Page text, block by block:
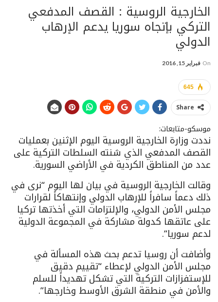
الخارجية الروسية : القصف المدفعي
التركي بإتجاه سوريا يدعم الإرهاب
الدولي
On فبراير 15, 2016
645
Share
موسكو-متابعات:
نددت وزارة الخارجية الروسية اليوم الإثنين بعمليات
القصف المدفعي الذي شنته السلطات التركية على
عدد من المناطق الكردية في الأراضي السورية.
وقالت الخارجية الروسية في بيان لها اليوم “نرى في
ذلك دعماً سافراً للإرهاب الدولي وإنتهاكاً لقرارات
مجلس الأمن الدولي، والإلتزامات التي أخذتها تركيا
على عاتقها كدولة مشاركة في المجموعة الدولية
لدعم سوريا”.
وأضافت أن روسيا تدعم بحث هذه المسألة في
مجلس الأمن الدولي لإعطاء “تقييم دقيق
للإستفزازات التركية التي تشكل تهديداً للسلم
والأمن في منطقة الشرق الأوسط وخارجها”.